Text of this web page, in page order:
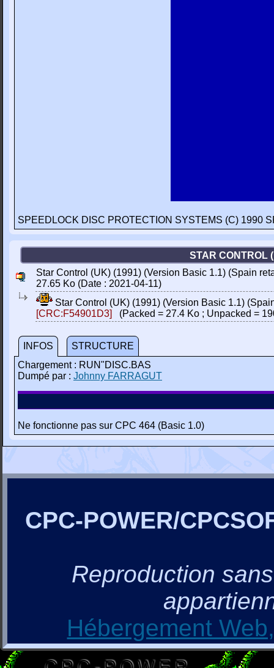
SPEEDLOCK DISC PROTECTION SYSTEMS (C) 1990
STAR CONTROL
Star Control (UK) (1991) (Version Basic 1.1) (Spain
27.65 Ko (Date : 2021-04-11)
Star Control (UK) (1991) (Version Basic 1.1)
[CRC:F54901D3]
(Packed = 27.4 Ko ; Unpacked =
INFOS
STRUCTURE
Chargement : RUN"DISC.BAS
Dumpé par : Johnny FARRAGUT
Ne fonctionne pas sur CPC 464 (Basic 1.0)
CPC-POWER/
Reproduction
Hébergement